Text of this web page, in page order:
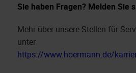
Sie haben Fragen? Melden Sie
Mehr über unsere Stellen für
unter
https://www.hoermann.de/